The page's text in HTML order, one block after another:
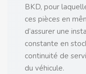
BKD, pour
ces pièces en
d’assurer une
constante en
continuité de
du véhicule.